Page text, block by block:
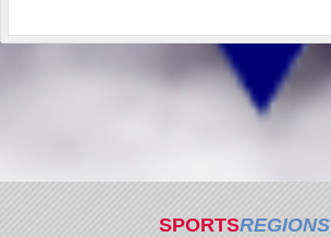
SPORTSREGIONS